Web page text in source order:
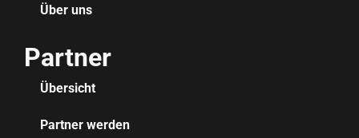
Über uns
Partner
Übersicht
Partner werden